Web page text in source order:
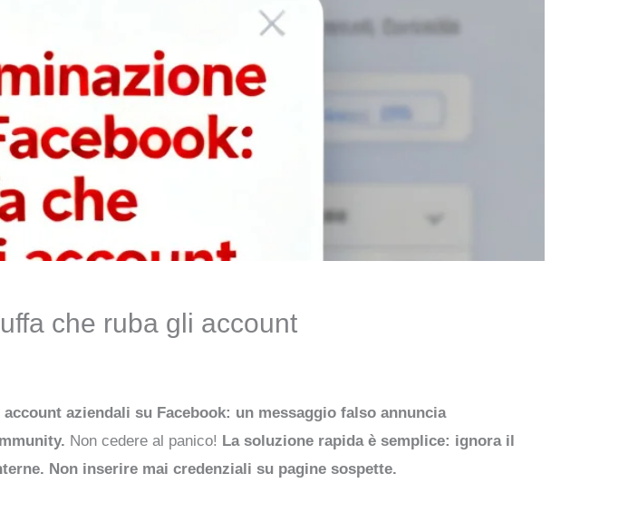
che ruba gli account
aziendali su Facebook: un messaggio falso annuncia
Non cedere al panico! La soluzione rapida è semplice: ignora il
Non inserire mai credenziali su pagine sospette.